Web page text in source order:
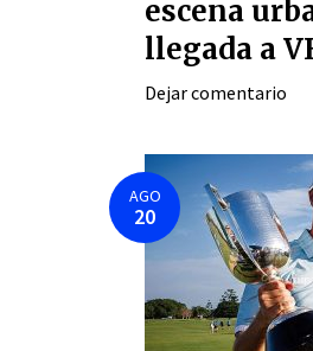
escena
llegada a
Dejar comentario
AGO
20